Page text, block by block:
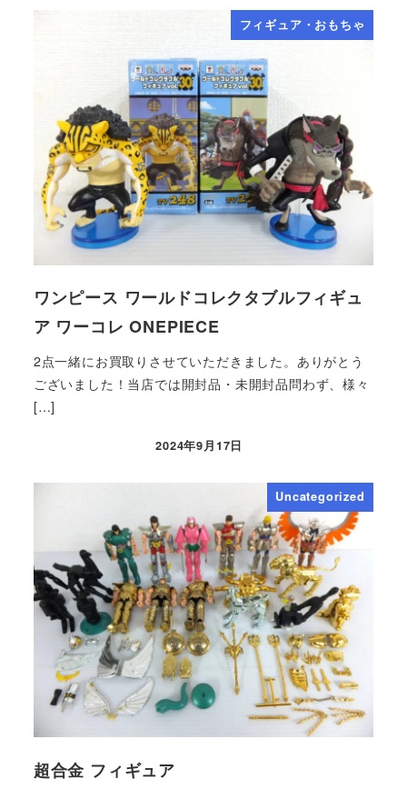
フィギュア・おもちゃ
ワンピース ワールドコレクタブルフィギュ
ア ワーコレ ONEPIECE
2点一緒にお買取りさせていただきました。ありがとう
ございました！当店では開封品・未開封品問わず、様々
[…]
2024年9月17日
Uncategorized
超合金 フィギュア